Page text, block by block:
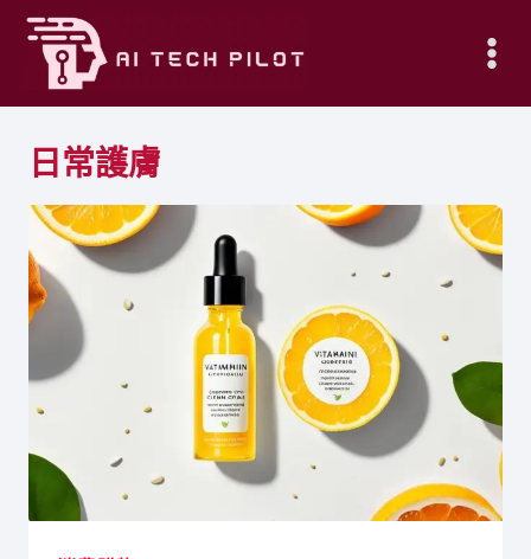
Skip
content
日常護膚